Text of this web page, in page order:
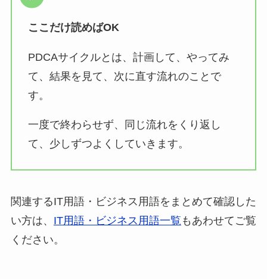
ここだけ読めばOK
PDCAサイクルとは、計画して、やってみ
て、結果を見て、次に直す流れのことで
す。
一度で終わらせず、同じ流れをくり返し
て、少しずつよくしていきます。
関連するIT用語・ビジネス用語をまとめて確認した
い方は、 IT用語・ビジネス用語一覧 もあわせてご覧
ください。